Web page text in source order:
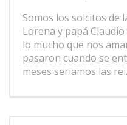
Somos los solcitos de
Lorena y papá
lo mucho que nos
pasaron cuando se
meses seriamos las